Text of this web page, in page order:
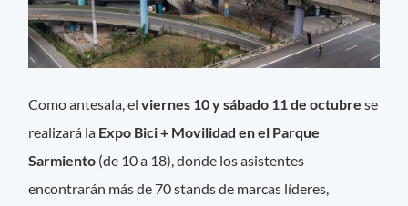
Como antesala, el viernes 10 y sábado 11 de octubre se
realizará la Expo Bici + Movilidad en el Parque
Sarmiento (de 10 a 18), donde los asistentes
encontrarán más de 70 stands de marcas líderes,